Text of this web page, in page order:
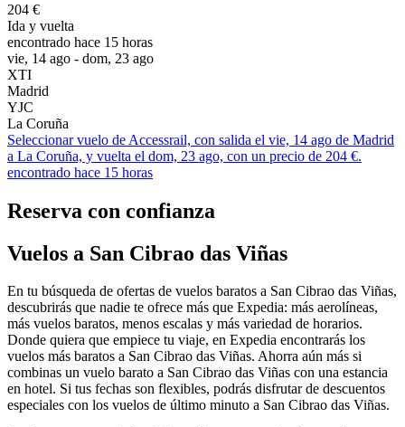
204 €
Ida y vuelta
encontrado hace 15 horas
vie, 14 ago - dom, 23 ago
XTI
Madrid
YJC
La Coruña
Seleccionar vuelo de Accessrail, con salida el vie, 14 ago de Madrid
a La Coruña, y vuelta el dom, 23 ago, con un precio de 204 €.
encontrado hace 15 horas
Reserva con confianza
Vuelos a San Cibrao das Viñas
En tu búsqueda de ofertas de vuelos baratos a San Cibrao das Viñas,
descubrirás que nadie te ofrece más que Expedia: más aerolíneas,
más vuelos baratos, menos escalas y más variedad de horarios.
Donde quiera que empiece tu viaje, en Expedia encontrarás los
vuelos más baratos a San Cibrao das Viñas. Ahorra aún más si
combinas un vuelo barato a San Cibrao das Viñas con una estancia
en hotel. Si tus fechas son flexibles, podrás disfrutar de descuentos
especiales con los vuelos de último minuto a San Cibrao das Viñas.